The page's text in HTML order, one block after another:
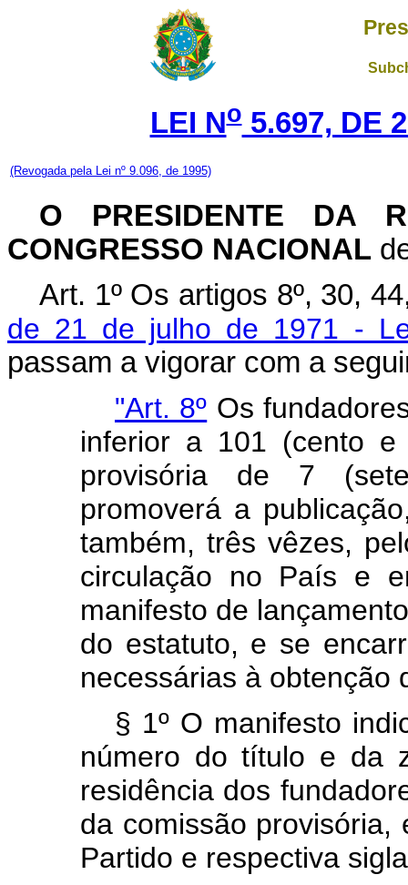
LEI No5.697, DE
(Revogada pela Lei nº 9.096, de 1995)
O PRESIDENTE DA
CONGRESSO NACIONAL
Art. 1º Os artigos 8º, 30,
de 21 de julho de 1971 -
passam a vigorar com a
"Art. 8º Os
inferior a 101 (cento e
provisória de 7
promoverá a
também, três vêzes,
circulação no País e
manifesto de
do estatuto, e se
necessárias à obtenção
§ 1º O manifesto
número do título e da
residência dos
da comissão provisória,
Partido e respectiva